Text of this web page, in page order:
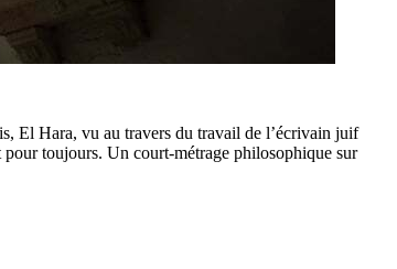
El Hara, vu au travers du travail de l’écrivain juif
pour toujours. Un court-métrage philosophique sur